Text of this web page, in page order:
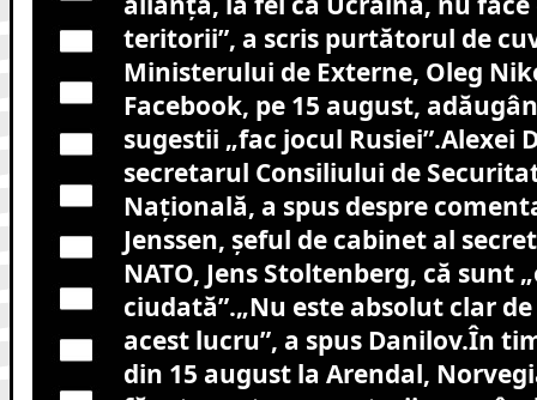
teritorii”, a scris purtătorul de
Ministerului de Externe, Oleg
Facebook, pe 15 august,
sugestii „fac jocul Rusiei”.Alexei
secretarul Consiliului de
Națională, a spus despre
Jenssen, șeful de cabinet al
NATO, Jens Stoltenberg, că sunt
ciudată”.„Nu este absolut clar
acest lucru”, a spus Danilov.În
din 15 august la Arendal,